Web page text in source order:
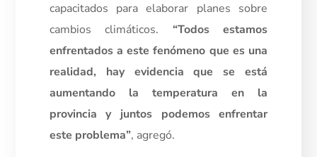
capacitados para elaborar planes sobre
cambios climáticos. “Todos estamos
enfrentados a este fenómeno que es una
realidad, hay evidencia que se está
aumentando la temperatura en la
provincia y juntos podemos enfrentar
este problema”, agregó.